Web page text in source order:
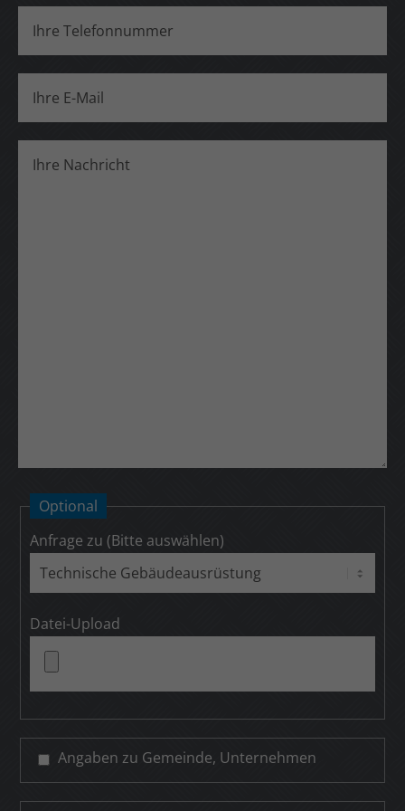
Optional
Anfrage zu (Bitte auswählen)
Datei-Upload
Angaben zu Gemeinde, Unternehmen